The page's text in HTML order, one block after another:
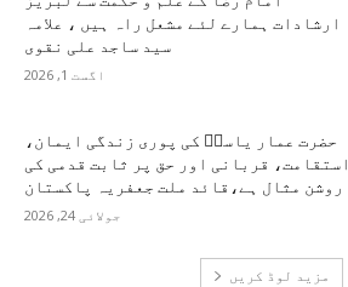
ارشادات ہمارے لئے مشعل راہ ہیں ، علامہ
سید ساجد علی نقوی
اگست 1, 2026
حضرت عمار یاسرؑ کی پوری زندگی ایمان،
استقامت، قربانی اور حق پر ثابت قدمی کی
روشن مثال ہے،قائد ملت جعفریہ پاکستان
جولائی 24, 2026
مزید لوڈ کریں